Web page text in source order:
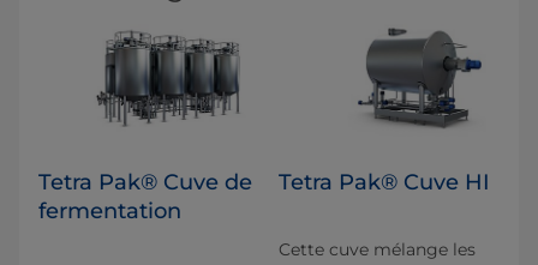
Tetra Pak® Cuve de
fermentation
Tetra Pak® Cuve HI
Cette cuve mélange les